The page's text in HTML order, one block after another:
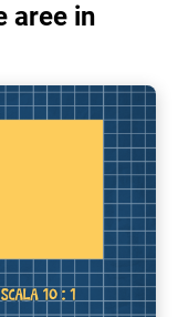
aree in